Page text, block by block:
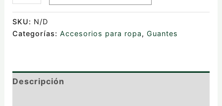
SKU: N/D
Categorías: Accesorios para ropa, Guantes
Descripción